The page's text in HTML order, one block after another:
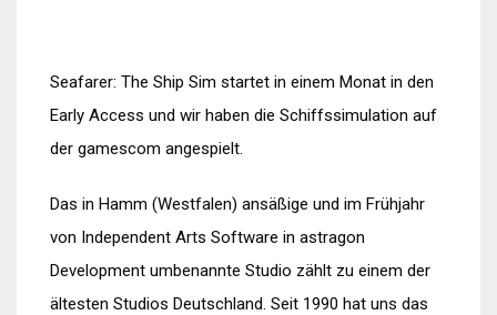
Seafarer: The Ship Sim startet in einem Monat in den
Early Access und wir haben die Schiffssimulation auf
der gamescom angespielt.
Das in Hamm (Westfalen) ansäßige und im Frühjahr
von Independent Arts Software in astragon
Development umbenannte Studio zählt zu einem der
ältesten Studios Deutschland. Seit 1990 hat uns das